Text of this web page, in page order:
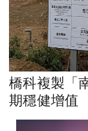
橋科複製「
期穩健增值